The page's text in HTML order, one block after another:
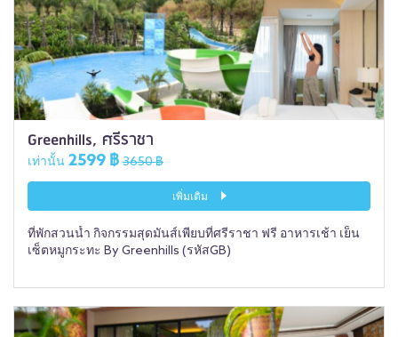
Greenhills, ศรีราชา
เท่านั้น 2599 ฿ 3650 ฿
เพิ่มเติม
ที่พักสวนน้ำ กิจกรรมสุดมันส์เพียบที่ศรีราชา ฟรี อาหารเช้า เย็น
เซ็ตหมูกระทะ By Greenhills (รหัสGB)